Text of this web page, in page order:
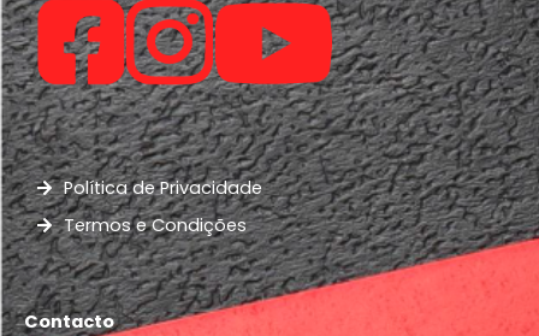
Política de Privacidade
Termos e Condições
Contacto